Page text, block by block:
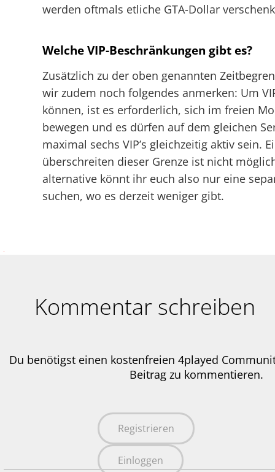
werden oftmals etliche GTA-Dollar
Welche VIP-Beschränkungen gibt es?
Zusätzlich zu der oben genannten
wir zudem noch folgendes anmerken: Um
können, ist es erforderlich, sich im freien
bewegen und es dürfen auf dem gleichen
maximal sechs VIP’s gleichzeitig aktiv sein.
überschreiten dieser Grenze ist nicht
alternative könnt ihr euch also nur eine
suchen, wo es derzeit weniger gibt.
Kommentar schreiben
Du benötigst einen kostenfreien 4played
Beitrag zu kommentieren.
Registrieren
Einloggen